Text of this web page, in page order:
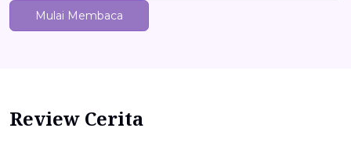
Mulai Membaca
Review Cerita